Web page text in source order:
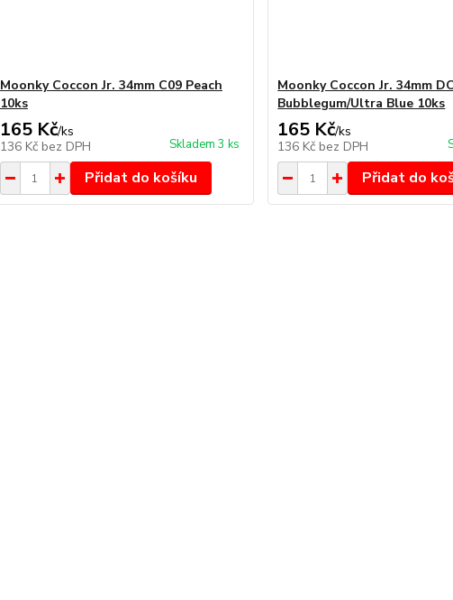
Moonky Coccon Jr. 34mm C09 Peach
10ks
165 Kč/ks
136 Kč bez DPH Skladem 3 ks
Přidat do košíku
Moonky Coccon Jr. 34mm
Bubblegum/Ultra Blue 10ks
165 Kč/ks
136 Kč bez DPH
Přidat do